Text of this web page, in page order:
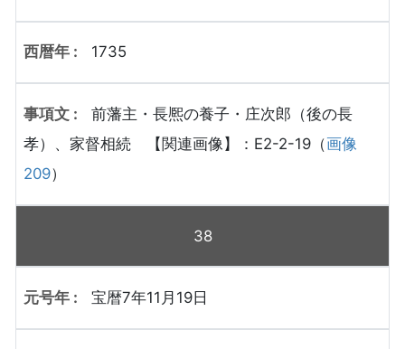
1735
前藩主・長熈の養子・庄次郎（後の長
孝）、家督相続 【関連画像】：E2-2-19（画像
209）
38
宝暦7年11月19日